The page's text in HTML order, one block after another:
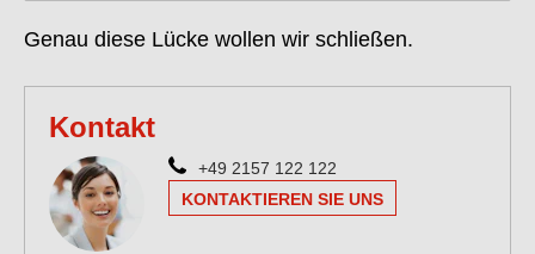
Genau diese Lücke wollen wir schließen.
Kontakt
+49 2157 122 122
KONTAKTIEREN SIE UNS